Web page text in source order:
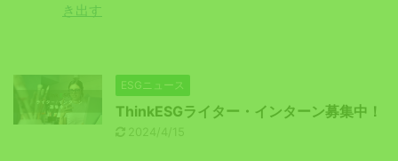
き出す
ESGニュース
ThinkESGライター・インターン募集中！
2024/4/15